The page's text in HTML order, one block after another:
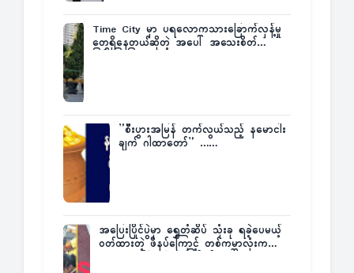
Time City မှာ ပရလောကသားခြောက်လှန့်မှု
တွေရှိနေတယ်ဆိုတဲ့ အပေါ် အသေးစိတ်
”စီးပွားအမြန် တက်လွယ်သည့် နမောငါး
ချက် ဂါထာတော်” ……
အပြေးပြိုင်ပွဲမှာ ရွှေတံဆိပ် သုံးခု ရခဲ့ပေမယ့်
ဝတ်ထားတဲ့ ဖိနပ်ကြောင့် တစ်ကမ္ဘာလုံးက